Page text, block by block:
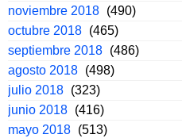
noviembre 2018 (490)
octubre 2018 (465)
septiembre 2018 (486)
agosto 2018 (498)
julio 2018 (323)
junio 2018 (416)
mayo 2018 (513)